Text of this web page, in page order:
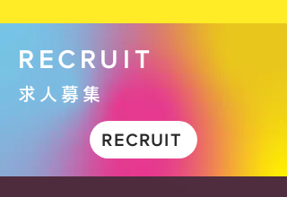
RECRUIT
求人募集
RECRUIT